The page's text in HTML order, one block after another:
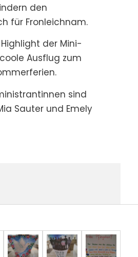
den
für Fronleichnam.
der Mini-
Ausflug zum
sind
Sauter und Emely